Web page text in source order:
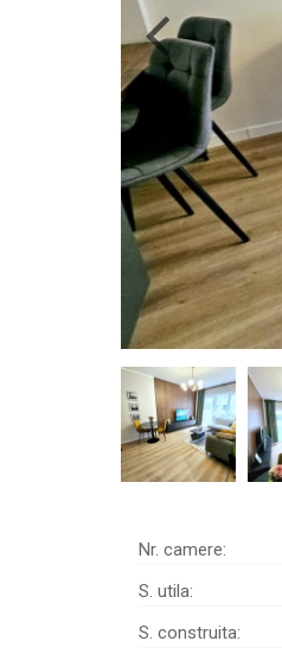
Nr. camere:
S. utila:
S. construita: